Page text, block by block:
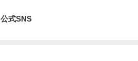
公式SNS